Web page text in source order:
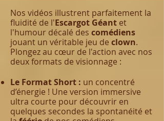
Nos vidéos illustrent parfaitement la
fluidité de l'Escargot Géant et
l'humour décalé des comédiens
jouant un véritable jeu de clown.
Plongez au cœur de l'action avec nos
deux formats de visionnage :
Le Format Short : un concentré
d’énergie ! Une version immersive
ultra courte pour découvrir en
quelques secondes la spontanéité et